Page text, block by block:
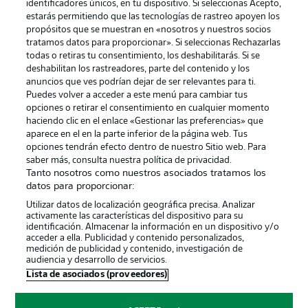
Publicidad Aviso legal
Gestionar las preferencias Declaracion de privacidad
Canales Trabajos
Jugadores Condiciones de uso
Sello Editorial Contacto
© 2026 Bundesliga-Gruppe GmbH
Elegir idioma
identificadores únicos, en tu dispositivo. Si seleccionas Acepto,
estarás permitiendo que las tecnologías de rastreo apoyen los
propósitos que se muestran en «nosotros y nuestros socios
tratamos datos para proporcionar». Si seleccionas Rechazarlas
todas o retiras tu consentimiento, los deshabilitarás. Si se
deshabilitan los rastreadores, parte del contenido y los
anuncios que ves podrían dejar de ser relevantes para ti.
Puedes volver a acceder a este menú para cambiar tus
opciones o retirar el consentimiento en cualquier momento
haciendo clic en el enlace «Gestionar las preferencias» que
aparece en el en la parte inferior de la página web. Tus
opciones tendrán efecto dentro de nuestro Sitio web. Para
saber más, consulta nuestra política de privacidad.
Tanto nosotros como nuestros asociados tratamos los
datos para proporcionar:
Utilizar datos de localización geográfica precisa. Analizar
activamente las características del dispositivo para su
identificación. Almacenar la información en un dispositivo y/o
acceder a ella. Publicidad y contenido personalizados,
medición de publicidad y contenido, investigación de
audiencia y desarrollo de servicios.
Lista de asociados (proveedores)